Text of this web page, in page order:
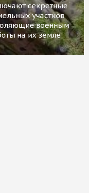
секретные
участков
военным
на их земле